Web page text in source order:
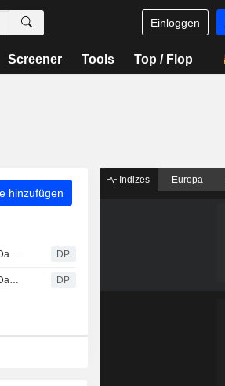
Einloggen
Screener Tools Top / Flop
hinzufügen
Aktien Frankfurt Eröffnung: Dax legt zu - Klares Wochenplus in Aussicht DP
Aktien Frankfurt Eröffnung: Dax legt moderat zu DP
Indizes Europa